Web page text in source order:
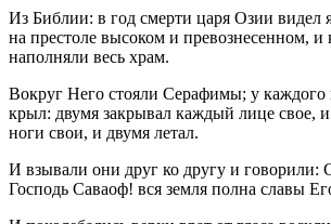
Из Библии: в год смерти царя Озии видел
на престоле высоком и превознесенном, и
наполняли весь храм.
Вокруг Него стояли Серафимы; у каждого
крыл: двумя закрывал каждый лице свое,
ноги свои, и двумя летал.
И взывали они друг ко другу и говорили:
Господь Саваоф! вся земля полна славы